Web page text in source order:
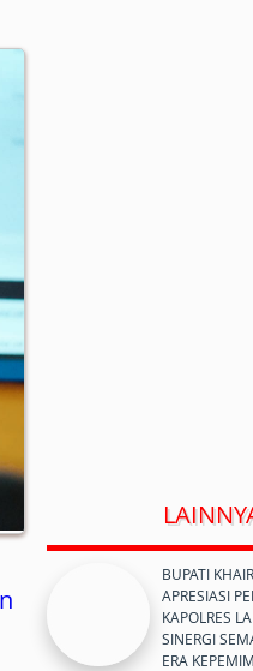
BUPATI
APRESIASI
KAPOLRES
SINERGI
ERA